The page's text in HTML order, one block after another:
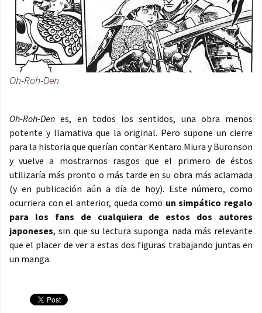
Oh-Roh-Den
Oh-Roh-Den es, en todos los sentidos, una obra menos
potente y llamativa que la original. Pero supone un cierre
para la historia que querían contar Kentaro Miura y Buronson
y vuelve a mostrarnos rasgos que el primero de éstos
utilizaría más pronto o más tarde en su obra más aclamada
(y en publicación aún a día de hoy). Este número, como
ocurriera con el anterior, queda como un simpático regalo
para los fans de cualquiera de estos dos autores
japoneses, sin que su lectura suponga nada más relevante
que el placer de ver a estas dos figuras trabajando juntas en
un manga.